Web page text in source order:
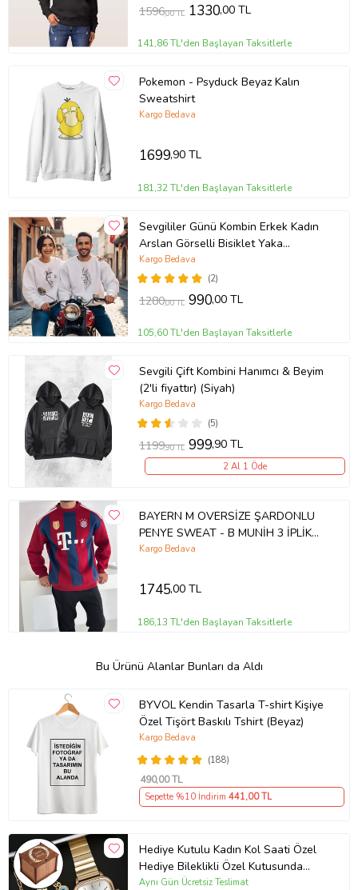
1596,00 TL 1330,00 TL
141,86 TL'den Başlayan Taksitlerle
Pokemon - Psyduck Beyaz Kalın
Sweatshirt
Kargo Bedava
1699,90 TL
181,32 TL'den Başlayan Taksitlerle
Sevgililer Günü Kombin Erkek Kadın
Arslan Görselli Bisiklet Yaka
Sweatshirt 5017 (Beyaz)
(2)
Kargo Bedava
1280,00 TL 990,00 TL
105,60 TL'den Başlayan Taksitlerle
Sevgili Çift Kombini Hanımcı & Beyim
(2'li fiyattır) (Siyah)
(5)
Kargo Bedava
1199,90 TL 999,90 TL
2 Al 1 Öde
BAYERN M OVERSİZE ŞARDONLU
PENYE SWEAT - B MUNİH 3 İPLİK
ŞARDONLU SWEATSHIRT (Kırmızı)
Kargo Bedava
1745,00 TL
186,13 TL'den Başlayan Taksitlerle
Bu Ürünü Alanlar Bunları da Aldı
BYVOL Kendin Tasarla T-shirt Kişiye
Özel Tişört Baskılı Tshirt (Beyaz)
(188)
Kargo Bedava
490,00 TL
Sepette %10 İndirim 441,00 TL
Hediye Kutulu Kadın Kol Saati Özel
Hediye Bileklikli Özel Kutusunda
(Gold)
Aynı Gün Ücretsiz Teslimat